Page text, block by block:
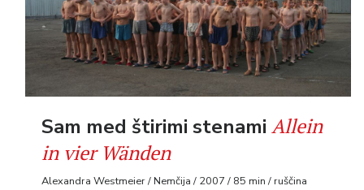
Sam med štirimi stenami Allein
in vier Wänden
Alexandra Westmeier / Nemčija / 2007 / 85 min / ruščina